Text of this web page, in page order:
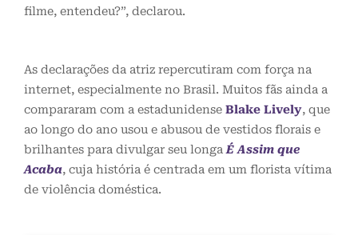
filme, entendeu?”, declarou.
As declarações da atriz repercutiram com força na
internet, especialmente no Brasil. Muitos fãs ainda a
compararam com a estadunidense Blake Lively, que
ao longo do ano usou e abusou de vestidos florais e
brilhantes para divulgar seu longaÉ Assim que
Acaba, cuja história é centrada em um florista vítima
de violência doméstica.